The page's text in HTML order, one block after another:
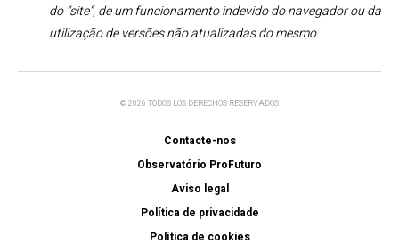
do “site”, de um funcionamento indevido do navegador ou da
utilização de versões não atualizadas do mesmo.
© 2026 TODOS LOS DERECHOS RESERVADOS
Contacte-nos
Observatório ProFuturo
Aviso legal
Política de privacidade
Política de cookies